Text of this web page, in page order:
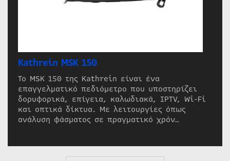
Kathrein MSK 150
Το MSK 150 της Kathrein είναι ένα
επαγγελματικό πεδιόμετρο που υποστηρίζει
δορυφορικά, επίγεια, καλωδιακά, IPTV, Wi-Fi
και οπτικά δίκτυα. Με λειτουργίες όπως
ανάλυση φάσματος σε πραγματικό χρόν…